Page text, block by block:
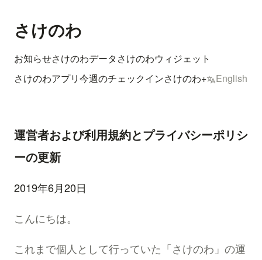
さけのわ
お知らせさけのわデータさけのわウィジェット
さけのわアプリ今週のチェックインさけのわ+ English
運営者および利用規約とプライバシーポリシ
ーの更新
2019年6月20日
こんにちは。
これまで個人として行っていた「さけのわ」の運